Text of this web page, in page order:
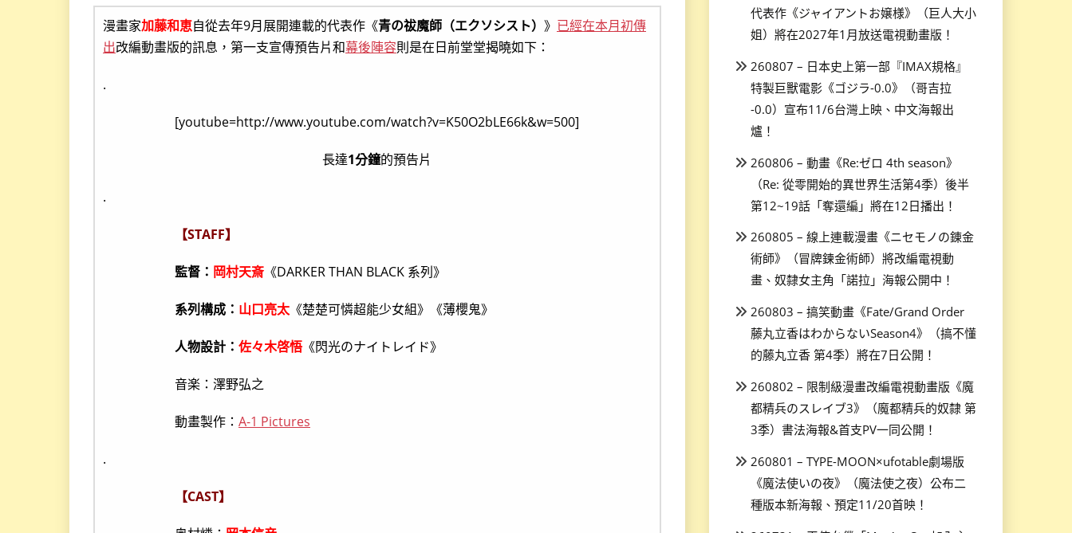
漫畫家加藤和恵自從去年9月展開連載的代表作《青の祓魔師（エクソシスト） 》 已經在本月初傳
出改編動畫版的訊息，第一支宣傳預告片和幕後陣容則是在日前堂堂揭曉如下：
.
[youtube=http://www.youtube.com/watch?v=K50O2bLE66k&w=500]
長達1分鐘的預告片
.
【STAFF】
監督： 岡村天斎 《DARKER THAN BLACK 系列》
系列構成： 山口亮太 《楚楚可憐超能少女組》《薄櫻鬼》
人物設計： 佐々木啓悟 《閃光のナイトレイド》
音楽：澤野弘之
動畫製作： A-1 Pictures
.
【CAST】
代表作《ジャイアントお嬢様》（巨人大小
姐）將在2027年1月放送電視動畫版！
260807 – 日本史上第一部『IMAX規格』
特製巨獸電影《ゴジラ-0.0》（哥吉拉
-0.0）宣布11/6台灣上映、中文海報出
爐！
260806 – 動畫《Re:ゼロ 4th season》
（Re: 從零開始的異世界生活第4季）後半
第12~19話「奪還編」將在12日播出！
260805 – 線上連載漫畫《ニセモノの錬金
術師》（冒牌鍊金術師）將改編電視動
畫、奴隸女主角「諾拉」海報公開中！
260803 – 搞笑動畫《Fate/Grand Order
藤丸立香はわからないSeason4》（搞不懂
的藤丸立香 第4季）將在7日公開！
260802 – 限制級漫畫改編電視動畫版《魔
都精兵のスレイブ3》（魔都精兵的奴隸 第
3季）書法海報&首支PV一同公開！
260801 – TYPE-MOON×ufotable劇場版
《魔法使いの夜》（魔法使之夜）公布二
種版本新海報、預定11/20首映！